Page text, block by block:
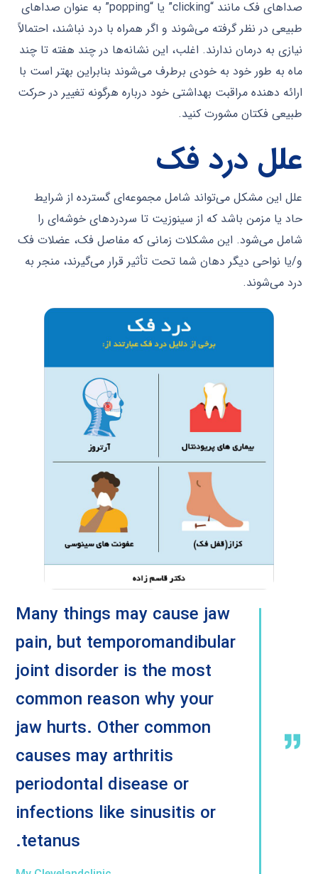
صداهای فک مانند “clicking” یا “popping” به عنوان صداهای
طبیعی در نظر گرفته می‌شوند و اگر همراه با درد نباشند، احتمالاً
نیازی به درمان ندارند. اغلب، این نشانه‌ها در چند هفته تا چند
ماه به طور خود به خودی برطرف می‌شوند بنابراین بهتر است با
ارائه دهنده مراقبت بهداشتی خود درباره هرگونه تغییر در حرکت
طبیعی فکتان مشورت کنید.
علل درد فک
علل این مشکل می‌تواند شامل مجموعه‌ای گسترده از شرایط
حاد یا مزمن باشد که از سینوزیت تا سردردهای خوشه‌ای را
شامل می‌شود. این مشکلات زمانی که مفاصل فک، عضلات فک
و/یا نواحی دیگر دهان شما تحت تأثیر قرار می‌گیرند، منجر به
درد می‌شوند.
Many things may cause jaw
pain, but temporomandibular
joint disorder is the most
common reason why your
jaw hurts. Other common
causes may arthritis
periodontal disease or
infections like sinusitis or
tetanus.